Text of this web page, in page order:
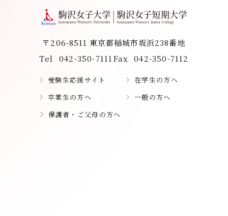
〒206-8511 東京都稲城市坂浜238番地
Tel
042-350-7111Fax 042-350-7112
受験生応援サイト
在学生の方へ
卒業生の方へ
一般の方へ
保護者・ご父母の方へ